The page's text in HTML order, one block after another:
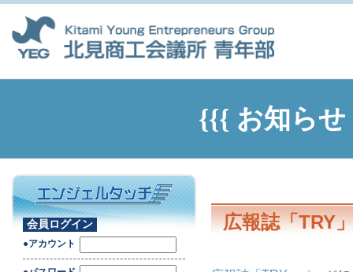
{{{ お知ら
広報誌「TRY
会員ログイン
●アカウント